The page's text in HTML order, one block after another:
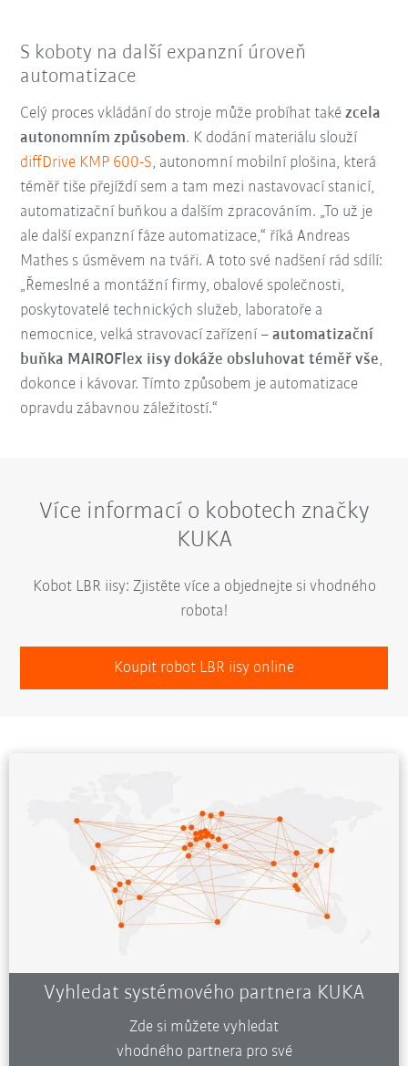
S koboty na další expanzní úroveň
automatizace
Celý proces vkládání do stroje může probíhat takézcela
autonomním způsobem. K dodání materiálu slouží
diffDrive KMP 600-S, autonomní mobilní plošina, která
téměř tiše přejíždí sem a tam mezi nastavovací stanicí,
automatizační buňkou a dalším zpracováním. „To už je
ale další expanzní fáze automatizace,“ říká Andreas
Mathes s úsměvem na tváři. A toto své nadšení rád sdílí:
„Řemeslné a montážní firmy, obalové společnosti,
poskytovatelé technických služeb, laboratoře a
nemocnice, velká stravovací zařízení –automatizační
buňka MAIROFlex iisy dokáže obsluhovat téměř vše,
dokonce i kávovar. Tímto způsobem je automatizace
opravdu zábavnou záležitostí.“
Více informací o kobotech značky
KUKA
Kobot LBR iisy: Zjistěte více a objednejte si vhodného
robota!
Koupit robot LBR iisy online
Vyhledat systémového partnera KUKA
Zde si můžete vyhledat
vhodného partnera pro své